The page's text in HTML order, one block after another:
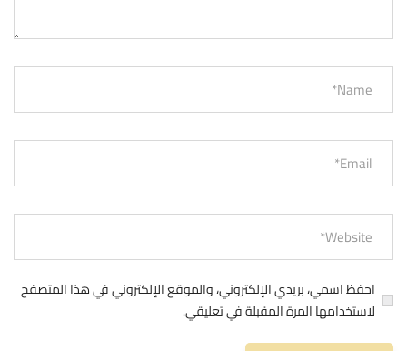
احفظ اسمي، بريدي الإلكتروني، والموقع الإلكتروني في هذا المتصفح
لاستخدامها المرة المقبلة في تعليقي.